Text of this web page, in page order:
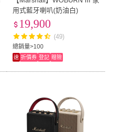
用式藍牙喇叭(奶油白)
總銷量>100
19,900
(49)
速 折價券 登記 贈險